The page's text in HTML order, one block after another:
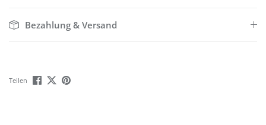
Bezahlung & Versand
Teilen